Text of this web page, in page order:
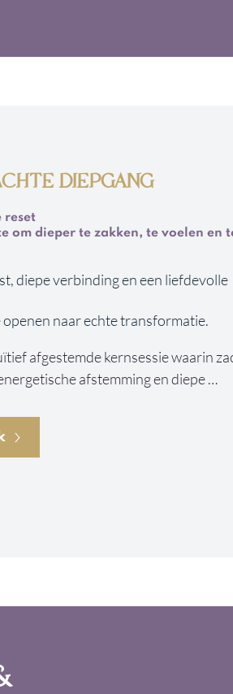
DIEPGANG
reset
om dieper te zakken, te voelen en
diepe verbinding en een liefdevolle
naar echte transformatie.
afgestemde kernsessie waarin
afstemming en diepe
krijgt je lichaam de ruimte om te
ik heb geleerd en ervaren. In deze
of Oneness, craniosacrale &